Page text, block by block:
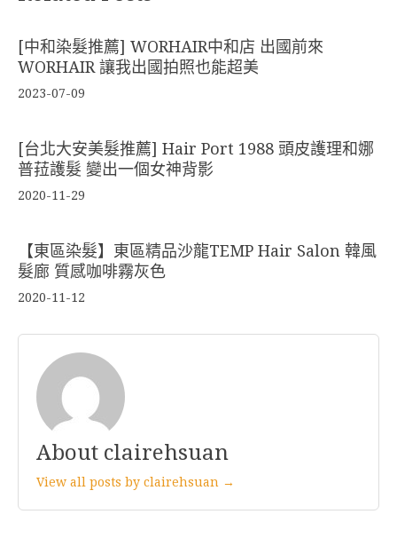
[中和染髮推薦] WORHAIR中和店 出國前來
WORHAIR 讓我出國拍照也能超美
2023-07-09
[台北大安美髮推薦] Hair Port 1988 頭皮護理和娜
普菈護髮 變出一個女神背影
2020-11-29
【東區染髮】東區精品沙龍TEMP Hair Salon 韓風
髮廊 質感咖啡霧灰色
2020-11-12
About clairehsuan
View all posts by clairehsuan →